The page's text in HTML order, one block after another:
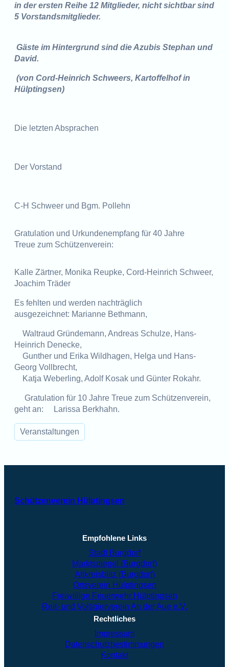
in der ersten Reihe 12 Mitglieder, nicht sichtbar sind
5 Vorstandsmitglieder.
Gäste im Hintergrund sind die Azubis Stephan und
David.
(von Cord-Heinrich Schweers, Kartoffelhof in
Hülptingsen)
Die letzten Absprachen
Der Vorstand
C-H Schweer und Bgm. Pollehn
Gratulation und Urkundenempfang für 40 Jahre
Treue zum Schützenverein:
Kalle Zärtner, Monika Reupke, Cord-Heinrich Schweer,
Joachim Träder
Es fehlten und werden nachträglich
ausgezeichnet: Marianne Bethmann,
Waltraud Gründemann, Andreas Schulze, Hans-
Heinrich Denecke,
Gunther und Erika Wildhagen, Helga und Hans-
Georg Vollbrecht,
Katja Weberling, Adolf Kosak und Günter Rokahr.
Gratulation für 10 Jahre Treue zum Schützenverein,
geht an: Larissa Berkhahn.
Veranstaltungen
Schützenverein Hülptingsen
Empfohlene Links
Stadt Burgdorf
Marktspiegel (Burgdorf)
Altkreisblitz (Burgdorf)
Ortsverein Hülptingsen
Freiwillige Feuerwehr Hülptingsen
Reit- und Voltigierverein An der Aue e.V.
Rechtliches
Impressum
Datenschutzbestimmungen
Kontakt